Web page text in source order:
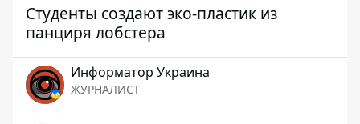
Студенты создают эко-пластик из
панциря лобстера
Информатор Украина
ЖУРНАЛИСТ